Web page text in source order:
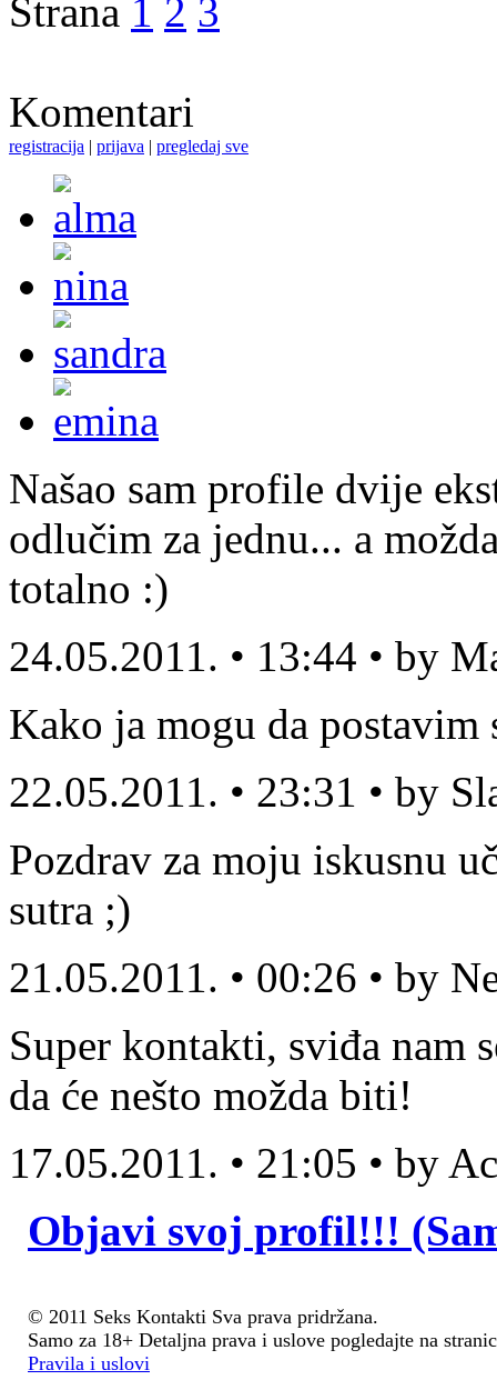
Strana 1 2 3
Komentari
registracija | prijava | pregledaj sve
Našao sam profile dvije
odlučim za jednu... a
totalno :)
24.05.2011. • 13:44 • by
Kako ja mogu da
22.05.2011. • 23:31 • by
Pozdrav za moju iskusnu
sutra ;)
21.05.2011. • 00:26 • by
Super kontakti, sviđa nam
da će nešto možda biti!
17.05.2011. • 21:05 • by
Objavi svoj profil!!!
© 2011 Seks Kontakti Sva prava pridržana.
Samo za 18+ Detaljna prava i uslove pogledajte na
Pravila i uslovi